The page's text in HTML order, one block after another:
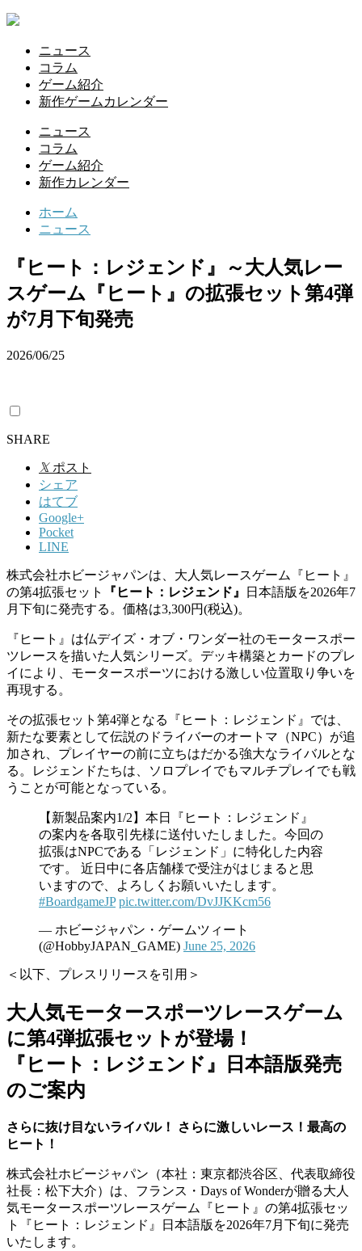
ニュース
コラム
ゲーム紹介
新作ゲームカレンダー
ニュース
コラム
ゲーム紹介
新作カレンダー
ホーム
ニュース
『ヒート：レジェンド』～大人気レー
スゲーム『ヒート』の拡張セット第4弾
が7月下旬発売
2026/06/25
SHARE
𝕏 ポスト
シェア
はてブ
Google+
Pocket
LINE
株式会社ホビージャパンは、大人気レースゲーム『ヒート』
の第4拡張セット
『ヒート：レジェンド』
日本語版を2026年7
月下旬に発売する。価格は3,300円(税込)。
『ヒート』は仏デイズ・オブ・ワンダー社のモータースポー
ツレースを描いた人気シリーズ。デッキ構築とカードのプレ
イにより、モータースポーツにおける激しい位置取り争いを
再現する。
その拡張セット第4弾となる『ヒート：レジェンド』では、
新たな要素として伝説のドライバーのオートマ（NPC）が追
加され、プレイヤーの前に立ちはだかる強大なライバルとな
る。レジェンドたちは、ソロプレイでもマルチプレイでも戦
うことが可能となっている。
【新製品案内1/2】本日『ヒート：レジェンド』
の案内を各取引先様に送付いたしました。今回の
拡張はNPCである「レジェンド」に特化した内容
です。 近日中に各店舗様で受注がはじまると思
いますので、よろしくお願いいたします。
#BoardgameJP pic.twitter.com/DvJJKKcm56
— ホビージャパン・ゲームツィート
(@HobbyJAPAN_GAME) June 25, 2026
＜以下、プレスリリースを引用＞
大人気モータースポーツレースゲーム
に第4弾拡張セットが登場！
『ヒート：レジェンド』日本語版発売
のご案内
さらに抜け目ないライバル！ さらに激しいレース！最高の
ヒート！
株式会社ホビージャパン（本社：東京都渋谷区、代表取締役
社長：松下大介）は、フランス・Days of Wonderが贈る大人
気モータースポーツレースゲーム『ヒート』の第4拡張セッ
ト『ヒート：レジェンド』日本語版を2026年7月下旬に発売
いたします。